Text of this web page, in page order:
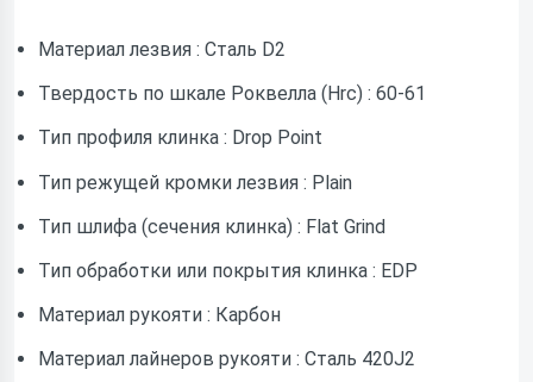
Материал лезвия : Cталь D2
Твердость по шкале Роквелла (Hrc) : 60-61
Тип профиля клинка : Drop Point
Тип режущей кромки лезвия : Plain
Тип шлифа (сечения клинка) : Flat Grind
Тип обработки или покрытия клинка : EDP
Материал рукояти : Карбон
Материал лайнеров рукояти : Сталь 420J2